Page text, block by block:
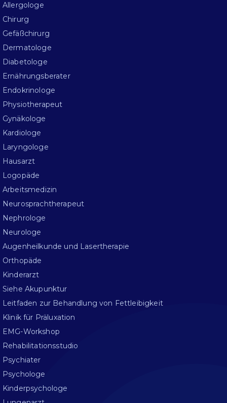
Allergologe
Chirurg
Gefäßchirurg
Dermatologe
Diabetologe
Ernährungsberater
Endokrinologe
Physiotherapeut
Gynäkologe
Kardiologe
Laryngologe
Hausarzt
Logopäde
Arbeitsmedizin
Neurosprachtherapeut
Nephrologe
Neurologe
Augenheilkunde und Lasertherapie
Orthopäde
Kinderarzt
Siehe Akupunktur
Leitfaden zur Behandlung von Fettleibigkeit
Klinik für Präluxation
EMG-Workshop
Rehabilitationsstudio
Psychiater
Psychologe
Kinderpsychologe